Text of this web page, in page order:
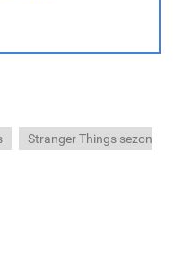
Stranger Things sezon